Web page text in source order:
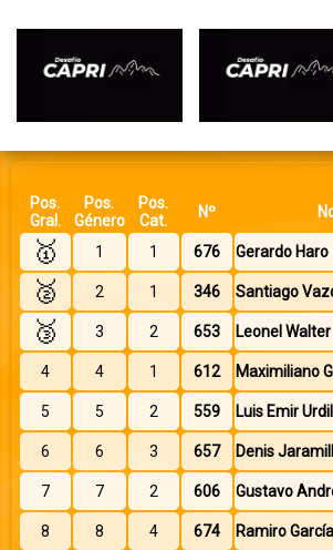
Pos.
Gral.
Pos.
Género
Pos.
Cat.
Nº
🥇 1 1 676 Gerardo Haro
🥈 2 1 346 Santiago
🥉 3 2 653 Leonel Walter
4
4 1 612 Maximiliano
5
5 2 559 Luis Emir
6
6 3 657 Denis
7
7 2 606 Gustavo
8
8 4 674 Ramiro García